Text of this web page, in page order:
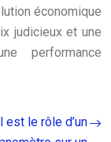
économique
judicieux et une
performance
est le rôle d’un